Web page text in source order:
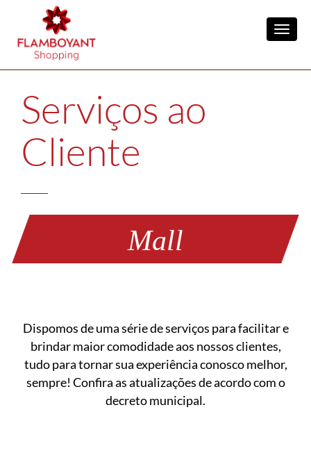
Serviços ao
Cliente
Mall
Dispomos de uma série de serviços para facilitar e
brindar maior comodidade aos nossos clientes,
tudo para tornar sua experiência conosco melhor,
sempre! Confira as atualizações de acordo com o
decreto municipal.